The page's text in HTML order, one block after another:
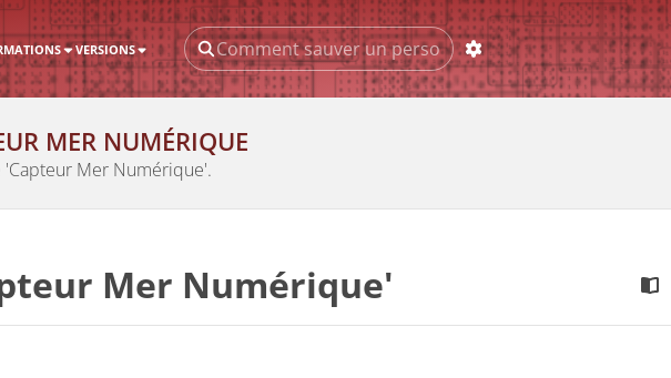
VERSIONS
MER NUMÉRIQUE
'Capteur Mer Numérique'.
Mer Numérique'